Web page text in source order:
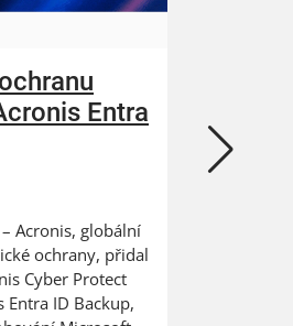
Entra
Acronis, globální
ochrany, přidal
Cyber Protect
Entra ID Backup,